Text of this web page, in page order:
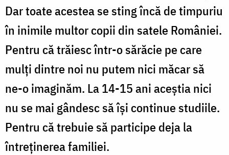
Dar toate acestea se sting încă de timpuriu
în inimile multor copii din satele României.
Pentru că trăiesc într-o sărăcie pe care
mulți dintre noi nu putem nici măcar să
ne-o imaginăm. La 14-15 ani aceștia nici
nu se mai gândesc să își continue studiile.
Pentru că trebuie să participe deja la
întreținerea familiei.